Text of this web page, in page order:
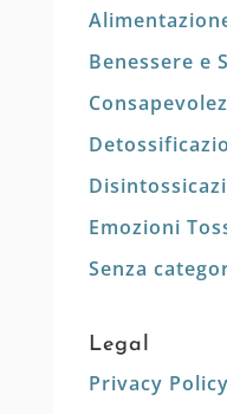
Benessere e
Emozioni
Senza
Legal
Privacy Policy